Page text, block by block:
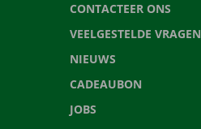
CONTACTEER ONS
VEELGESTELDE VRAGEN
NIEUWS
CADEAUBON
JOBS